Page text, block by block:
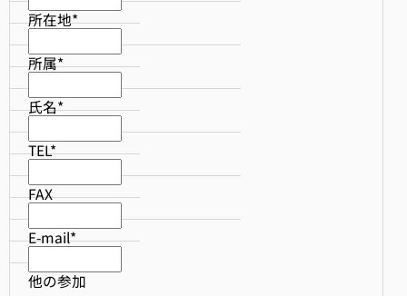
所在地*
所属*
氏名*
TEL*
FAX
E-mail*
他の参加